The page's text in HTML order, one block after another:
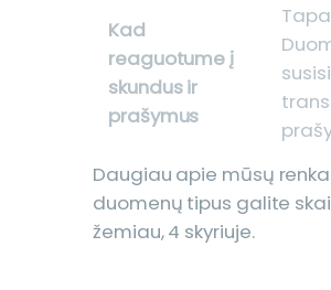
Kad
reaguotume į
skundus ir
prašymus
Daugiau apie mūsų
duomenų tipus galite
žemiau, 4 skyriuje.